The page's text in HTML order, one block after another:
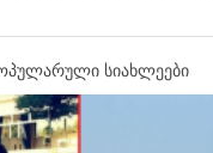
სიახლეები